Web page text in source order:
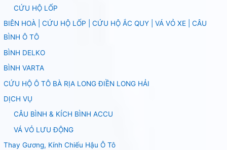
CỨU HỘ LỐP
BIÊN HOÀ | CỨU HỘ LỐP | CỨU HỘ ẮC QUY | VÁ VỎ XE | CÂU
BÌNH Ô TÔ
BÌNH DELKO
BÌNH VARTA
CỨU HỘ Ô TÔ BÀ RỊA LONG ĐIỀN LONG HẢI
DỊCH VỤ
CÂU BÌNH & KÍCH BÌNH ACCU
VÁ VỎ LƯU ĐỘNG
Thay Gương, Kính Chiếu Hậu Ô Tô